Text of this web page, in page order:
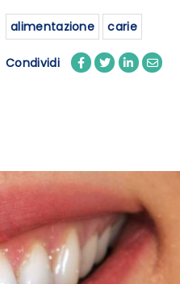
alimentazione carie
Condividi